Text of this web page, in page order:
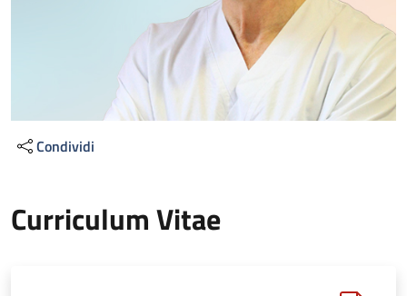
Condividi
Curriculum Vitae